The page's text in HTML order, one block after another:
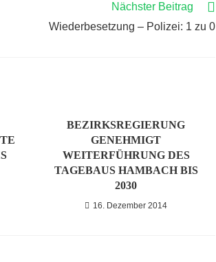
Nächster Beitrag
Wiederbesetzung – Polizei: 1 zu 0
K
BEZIRKSREGIERUNG
GENEHMIGT
WEITERFÜHRUNG DES
TAGEBAUS HAMBACH BIS
2030
16. Dezember 2014